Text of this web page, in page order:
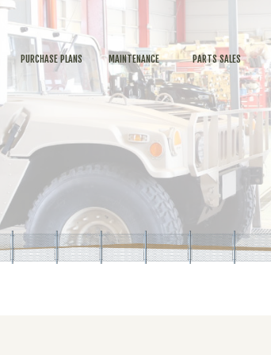
PURCHASE PLANS MAINTENANCE PARTS SALES